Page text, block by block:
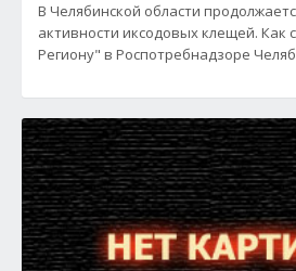
В Челябинской области
активности иксодовых клещей.
Региону" в Роспотребнадзоре